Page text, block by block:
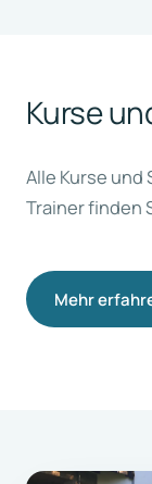
Kurse
Alle Kurse und
Trainer finden
Mehr